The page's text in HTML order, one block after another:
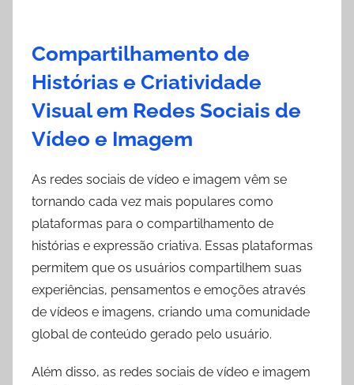
Compartilhamento de
Histórias e Criatividade
Visual em Redes Sociais de
Vídeo e Imagem
As redes sociais de vídeo e imagem vêm se
tornando cada vez mais populares como
plataformas para o compartilhamento de
histórias e expressão criativa. Essas plataformas
permitem que os usuários compartilhem suas
experiências, pensamentos e emoções através
de vídeos e imagens, criando uma comunidade
global de conteúdo gerado pelo usuário.
Além disso, as redes sociais de vídeo e imagem